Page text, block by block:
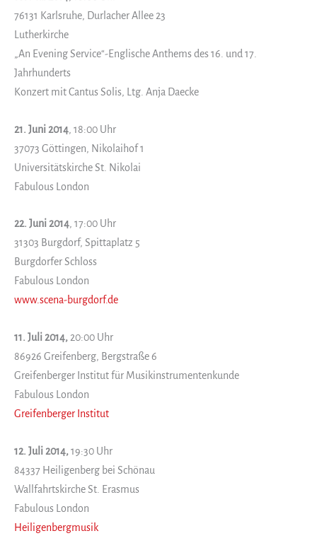
76131 Karlsruhe, Durlacher Allee 23
Lutherkirche
„An Evening Service“-Englische Anthems des 16. und 17.
Jahrhunderts
Konzert mit Cantus Solis, Ltg. Anja Daecke
21. Juni 2014 , 18:00 Uhr
37073 Göttingen, Nikolaihof 1
Universitätskirche St. Nikolai
Fabulous London
22. Juni 2014, 17:00 Uhr
31303 Burgdorf, Spittaplatz 5
Burgdorfer Schloss
Fabulous London
www.scena-burgdorf.de
11. Juli 2014, 20:00 Uhr
86926 Greifenberg, Bergstraße 6
Greifenberger Institut für Musikinstrumentenkunde
Fabulous London
Greifenberger Institut
12. Juli 2014, 19:30 Uhr
84337 Heiligenberg bei Schönau
Wallfahrtskirche St. Erasmus
Fabulous London
Heiligenbergmusik